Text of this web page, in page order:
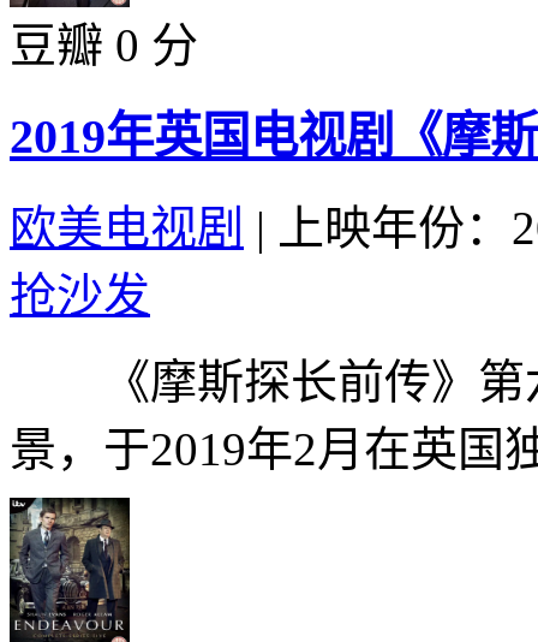
豆瓣 0 分
2019年英国电视剧《摩
欧美电视剧 |
上映年份：
抢沙发
《摩斯探长前传》第
景，于2019年2月在英国